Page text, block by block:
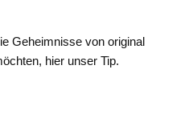
Geheimnisse von original
hier unser Tip.